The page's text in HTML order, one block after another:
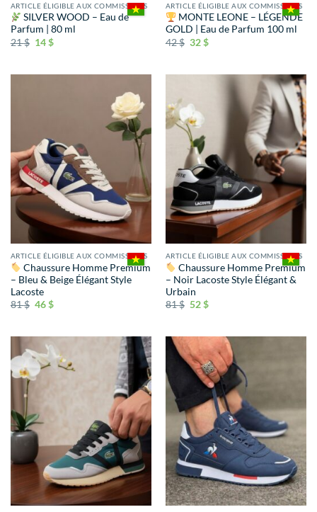
ARTICLE ÉLIGIBLE AUX COMMISSIONS
SILVER WOOD – Eau de
Parfum | 80 ml
21$ 14$
ARTICLE ÉLIGIBLE AUX COMMISSIONS
MONTE LEONE – LÉGENDE
GOLD | Eau de Parfum 100 ml
42$ 32$
ARTICLE ÉLIGIBLE AUX COMMISSIONS
Chaussure Homme Premium
– Bleu & Beige Élégant Style
Lacoste
81$ 46$
ARTICLE ÉLIGIBLE AUX COMMISSIONS
Chaussure Homme Premium
– Noir Lacoste Style Élégant &
Urbain
81$ 52$